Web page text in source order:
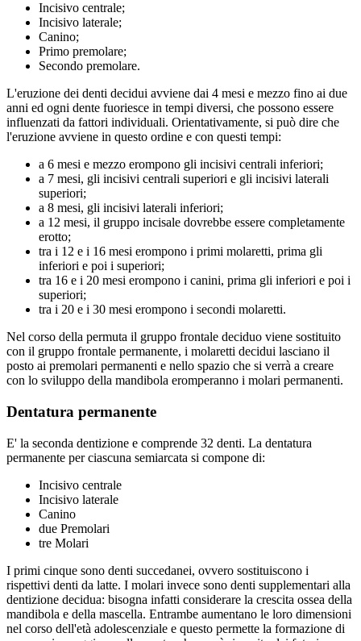
Incisivo centrale;
Incisivo laterale;
Canino;
Primo premolare;
Secondo premolare.
L'eruzione dei denti decidui avviene dai 4 mesi e mezzo fino ai due
anni ed ogni dente fuoriesce in tempi diversi, che possono essere
influenzati da fattori individuali. Orientativamente, si può dire che
l'eruzione avviene in questo ordine e con questi tempi:
a 6 mesi e mezzo erompono gli incisivi centrali inferiori;
a 7 mesi, gli incisivi centrali superiori e gli incisivi laterali
superiori;
a 8 mesi, gli incisivi laterali inferiori;
a 12 mesi, il gruppo incisale dovrebbe essere completamente
erotto;
tra i 12 e i 16 mesi erompono i primi molaretti, prima gli
inferiori e poi i superiori;
tra 16 e i 20 mesi erompono i canini, prima gli inferiori e poi i
superiori;
tra i 20 e i 30 mesi erompono i secondi molaretti.
Nel corso della permuta il gruppo frontale deciduo viene sostituito
con il gruppo frontale permanente, i molaretti decidui lasciano il
posto ai premolari permanenti e nello spazio che si verrà a creare
con lo sviluppo della mandibola eromperanno i molari permanenti.
Dentatura permanente
E' la seconda dentizione e comprende 32 denti. La dentatura
permanente per ciascuna semiarcata si compone di:
Incisivo centrale
Incisivo laterale
Canino
due Premolari
tre Molari
I primi cinque sono denti succedanei, ovvero sostituiscono i
rispettivi denti da latte. I molari invece sono denti supplementari alla
dentizione decidua: bisogna infatti considerare la crescita ossea della
mandibola e della mascella. Entrambe aumentano le loro dimensioni
nel corso dell'età adolescenziale e questo permette la formazione di